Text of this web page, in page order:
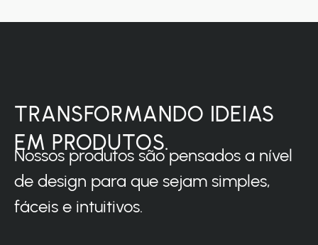
TRANSFORMANDO IDEIAS
EM PRODUTOS.
Nossos produtos são pensados a nível
de design para que sejam simples,
fáceis e intuitivos.